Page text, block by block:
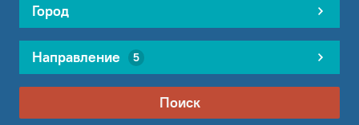
Город
Направление 5
Поиск